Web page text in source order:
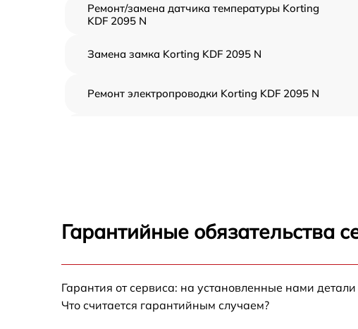
Ремонт/замена датчика температуры Korting
KDF 2095 N
Замена замка Korting KDF 2095 N
Ремонт электропроводки Korting KDF 2095 N
Замена панели управления Korting KDF 2095
Гарантийные обязательства
Гарантия от сервиса: на установленные нами
Что считается гарантийным случаем?